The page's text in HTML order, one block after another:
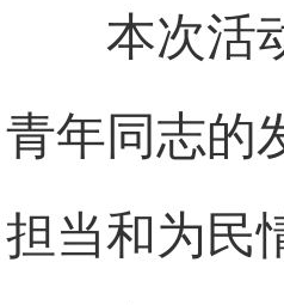
本次活
青年同志的
担当和为民